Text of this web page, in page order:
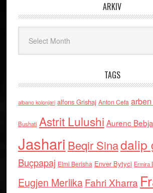
ARKIV
TAGS
albano kolonjari alfons Grishaj Anton Cefa
Bushati Astrit Lulushi Aurenc Bebja
Jashari Beqir Sinadalip
Buçpapaj Elmi Berisha Enver Bytyci Ermira
Eugjen MerlikaFahri Xharra